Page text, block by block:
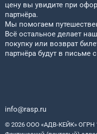
цену вы увидите при
партнёра.
Мы помогаем
Всё остальное делает
покупку или возврат
партнёра будут в письме
info@rasp.ru
© 2026 ООО «АДВ-КЕЙК» ОГРН